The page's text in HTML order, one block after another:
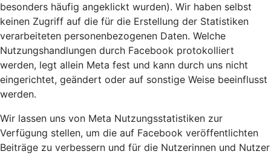
besonders häufig angeklickt wurden). Wir haben selbst
keinen Zugriff auf die für die Erstellung der Statistiken
verarbeiteten personenbezogenen Daten. Welche
Nutzungshandlungen durch Facebook protokolliert
werden, legt allein Meta fest und kann durch uns nicht
eingerichtet, geändert oder auf sonstige Weise beeinflusst
werden.
Wir lassen uns von Meta Nutzungsstatistiken zur
Verfügung stellen, um die auf Facebook veröffentlichten
Beiträge zu verbessern und für die Nutzerinnen und Nutzer